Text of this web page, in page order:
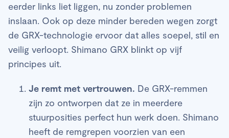
eerder links liet liggen, nu zonder problemen
inslaan. Ook op deze minder bereden wegen zorgt
de GRX-technologie ervoor dat alles soepel, stil en
veilig verloopt. Shimano GRX blinkt op vijf
principes uit.
Je remt met vertrouwen. De GRX-remmen
zijn zo ontworpen dat ze in meerdere
stuurposities perfect hun werk doen. Shimano
heeft de remgrepen voorzien van een